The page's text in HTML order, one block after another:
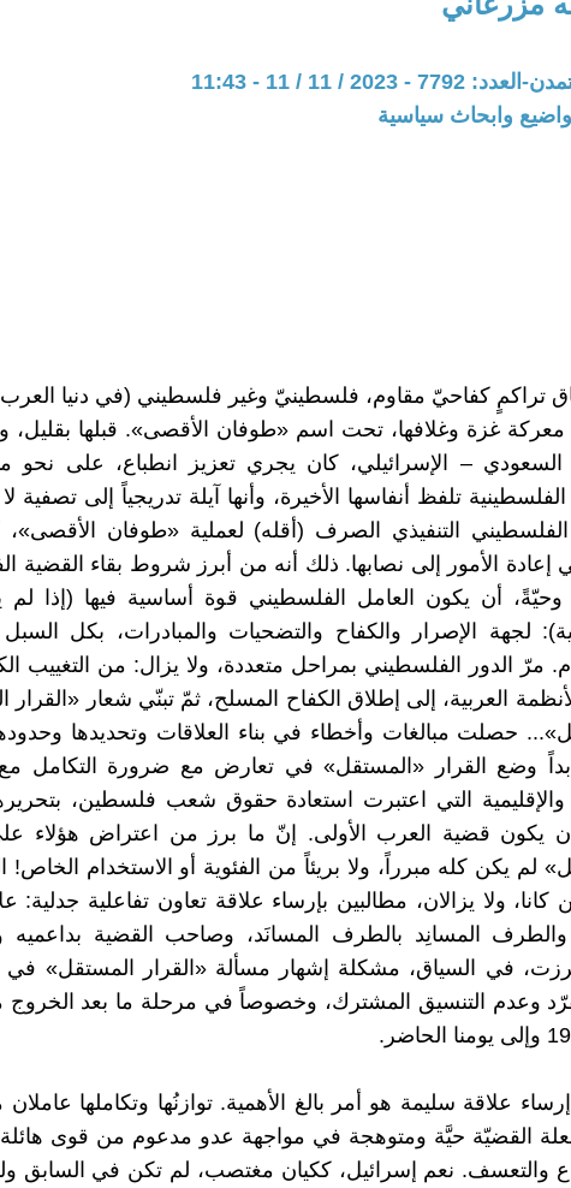
- 2023 / 11 / 11 - 11:43
وابحاث سياسية
تراكمٍ كفاحيّ مقاوم، فلسطينيّ وغير فلسطيني (في دنيا العرب
غزة وغلافها، تحت اسم «طوفان الأقصى». قبلها بقليل،
السعودي – الإسرائيلي، كان يجري تعزيز انطباع، على نحو
الفلسطينية تلفظ أنفاسها الأخيرة، وأنها آيلة تدريجياً إلى تصفية
الفلسطيني التنفيذي الصرف (أقله) لعملية «طوفان الأقصى»،
إعادة الأمور إلى نصابها. ذلك أنه من أبرز شروط بقاء القضية
أن يكون العامل الفلسطيني قوة أساسية فيها (إذا لم
لجهة الإصرار والكفاح والتضحيات والمبادرات، بكل
مرّ الدور الفلسطيني بمراحل متعددة، ولا يزال: من التغييب
العربية، إلى إطلاق الكفاح المسلح، ثمّ تبنّي شعار «القرار
حصلت مبالغات وأخطاء في بناء العلاقات وتحديدها
وضع القرار «المستقل» في تعارض مع ضرورة التكامل
والإقليمية التي اعتبرت استعادة حقوق شعب فلسطين،
يكون قضية العرب الأولى. إنّ ما برز من اعتراض هؤلاء
لم يكن كله مبرراً، ولا بريئاً من الفئوية أو الاستخدام
كانا، ولا يزالان، مطالبين بإرساء علاقة تعاون تفاعلية جدلية:
والطرف المسانِد بالطرف المسانَد، وصاحب القضية بداعميه
في السياق، مشكلة إشهار مسألة «القرار المستقل»
وعدم التنسيق المشترك، وخصوصاً في مرحلة ما بعد
علاقة سليمة هو أمر بالغ الأهمية. توازنُها وتكاملها
القضيّة حيَّة ومتوهجة في مواجهة عدو مدعوم من قوى هائلة
والتعسف. نعم إسرائيل، ككيان مغتصب، لم تكن في السابق